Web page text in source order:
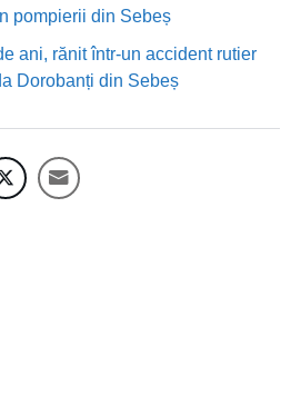
pompierii din Sebeș
ani, rănit într-un accident rutier
Dorobanți din Sebeș